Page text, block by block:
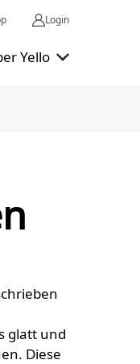
Login
Yello
glatt und
Diese